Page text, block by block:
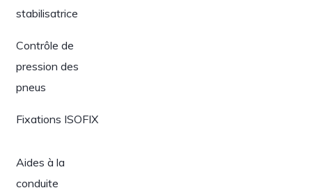
stabilisatrice
Contrôle de
pression des
pneus
Fixations ISOFIX
Aides à la
conduite